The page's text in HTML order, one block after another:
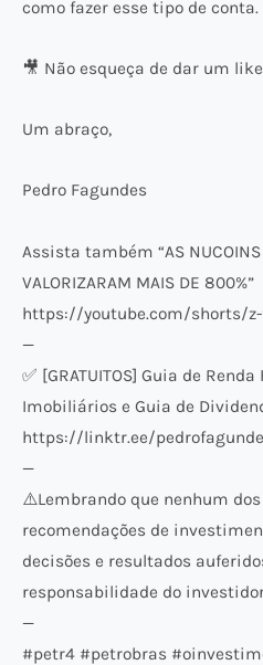
como fazer esse tipo de conta.
🎥 Não esqueça de dar um
Um abraço,
Pedro Fagundes
Assista também “AS NUCOINS
VALORIZARAM MAIS DE 800%”
https://youtube.com/shorts/z-
—
✅ [GRATUITOS] Guia de
Imobiliários e Guia de
https://linktr.ee/
—
⚠️​Lembrando que nenhum
recomendações de
decisões e resultados
responsabilidade do
—
#petr4 #petrobras